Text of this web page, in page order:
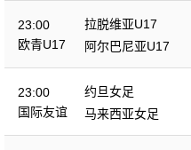
23:00
欧青U17
拉脱维亚U17
阿尔巴尼亚U17
23:00
国际友谊
约旦女足
马来西亚女足